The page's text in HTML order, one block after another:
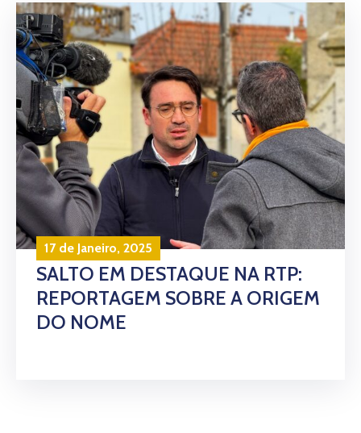
17 de Janeiro, 2025
SALTO EM DESTAQUE NA RTP:
REPORTAGEM SOBRE A ORIGEM
DO NOME